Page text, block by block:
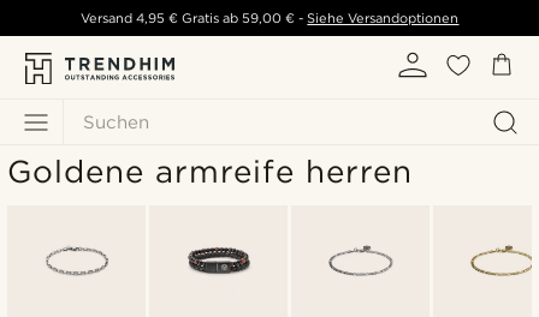
Suchen
Versand 4,95 € Gratis ab 59,00 € - Siehe Versandoptionen
Goldene armreife herren